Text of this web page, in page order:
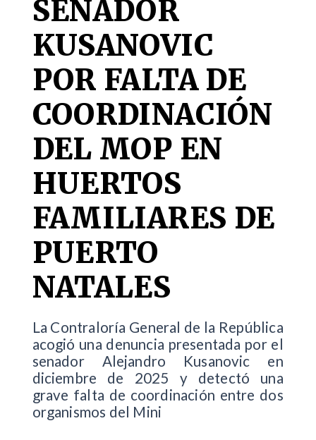
SENADOR
KUSANOVIC
POR FALTA DE
COORDINACIÓN
DEL MOP EN
HUERTOS
FAMILIARES DE
PUERTO
NATALES
La Contraloría General de la República
acogió una denuncia presentada por el
senador Alejandro Kusanovic en
diciembre de 2025 y detectó una
grave falta de coordinación entre dos
organismos del Mini